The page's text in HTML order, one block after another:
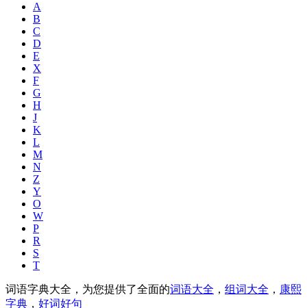
A
B
C
D
E
X
F
G
H
J
K
L
M
N
Z
Y
O
W
P
R
S
T
词语字典大全，为您提供了全面的词语大全 ， 组词大全 ， 康熙
字典 ， 好词好句